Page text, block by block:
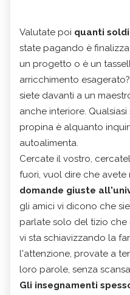
Valutate poi quanti
state pagando è
un progetto o è un
arricchimento
siete davanti a un
anche interiore.
propina è alquanto
autoalimenta.
Cercate il vostro,
fuori, vuol dire che
domande giuste
gli amici vi dicono che
parlate solo del tizio
vi sta schiavizzando la
l'attenzione, provate a
loro parole, senza
Gli insegnamenti